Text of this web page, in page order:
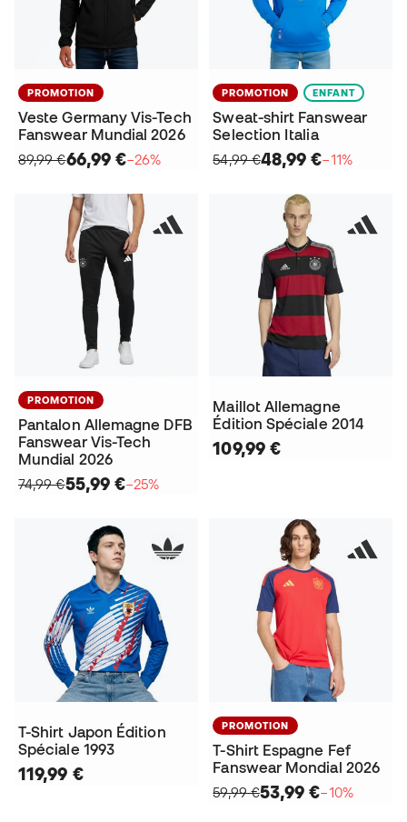
PROMOTION
Veste Germany Vis-Tech
Fanswear Mundial 2026
89,99 €66,99 €−26%
PROMOTION ENFANT
Sweat-shirt Fanswear
Selection Italia
54,99 €48,99 €−11%
PROMOTION
Pantalon Allemagne DFB
Fanswear Vis-Tech
Mundial 2026
74,99 €55,99 €−25%
Maillot Allemagne
Édition Spéciale 2014
109,99 €
T-Shirt Japon Édition
Spéciale 1993
119,99 €
PROMOTION
T-Shirt Espagne Fef
Fanswear Mondial 2026
59,99 €53,99 €−10%